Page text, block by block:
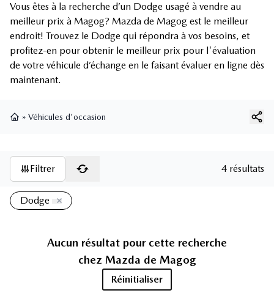
Vous êtes à la recherche d’un Dodge usagé à vendre au
meilleur prix à Magog? Mazda de Magog est le meilleur
endroit! Trouvez le Dodge qui répondra à vos besoins, et
profitez-en pour obtenir le meilleur prix pour l'évaluation
de votre véhicule d’échange en le faisant évaluer en ligne dès
maintenant.
» Véhicules d'occasion
Filtrer 4 résultats
Dodge
Aucun résultat pour cette recherche
chez Mazda de Magog
Réinitialiser